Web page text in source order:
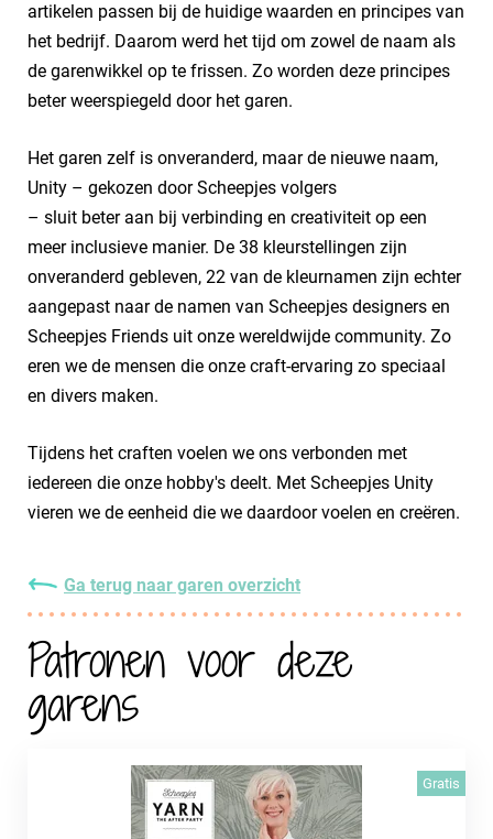
artikelen passen bij de huidige waarden en principes van
het bedrijf. Daarom werd het tijd om zowel de naam als
de garenwikkel op te frissen. Zo worden deze principes
beter weerspiegeld door het garen.
Het garen zelf is onveranderd, maar de nieuwe naam,
Unity – gekozen door Scheepjes volgers
– sluit beter aan bij verbinding en creativiteit op een
meer inclusieve manier. De 38 kleurstellingen zijn
onveranderd gebleven, 22 van de kleurnamen zijn echter
aangepast naar de namen van Scheepjes designers en
Scheepjes Friends uit onze wereldwijde community. Zo
eren we de mensen die onze craft-ervaring zo speciaal
en divers maken.
Tijdens het craften voelen we ons verbonden met
iedereen die onze hobby's deelt. Met Scheepjes Unity
vieren we de eenheid die we daardoor voelen en creëren.
Ga terug naar garen overzicht
Patronen voor deze
garens
Gratis